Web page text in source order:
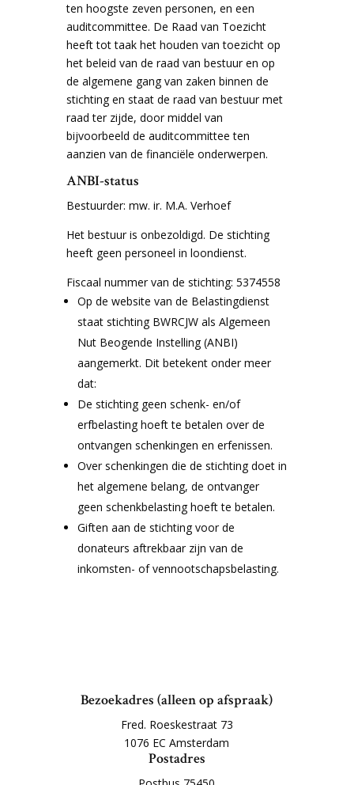
ten hoogste zeven personen, en een
auditcommittee. De Raad van Toezicht
heeft tot taak het houden van toezicht op
het beleid van de raad van bestuur en op
de algemene gang van zaken binnen de
stichting en staat de raad van bestuur met
raad ter zijde, door middel van
bijvoorbeeld de auditcommittee ten
aanzien van de financiële onderwerpen.
ANBI-status
Bestuurder: mw. ir. M.A. Verhoef
Het bestuur is onbezoldigd. De stichting
heeft geen personeel in loondienst.
Fiscaal nummer van de stichting: 5374558
Op de website van de Belastingdienst
staat stichting BWRCJW als Algemeen
Nut Beogende Instelling (ANBI)
aangemerkt. Dit betekent onder meer
dat:
De stichting geen schenk- en/of
erfbelasting hoeft te betalen over de
ontvangen schenkingen en erfenissen.
Over schenkingen die de stichting doet in
het algemene belang, de ontvanger
geen schenkbelasting hoeft te betalen.
Giften aan de stichting voor de
donateurs aftrekbaar zijn van de
inkomsten- of vennootschapsbelasting.
Bezoekadres (alleen op afspraak)
Fred. Roeskestraat 73
1076 EC Amsterdam
Postadres